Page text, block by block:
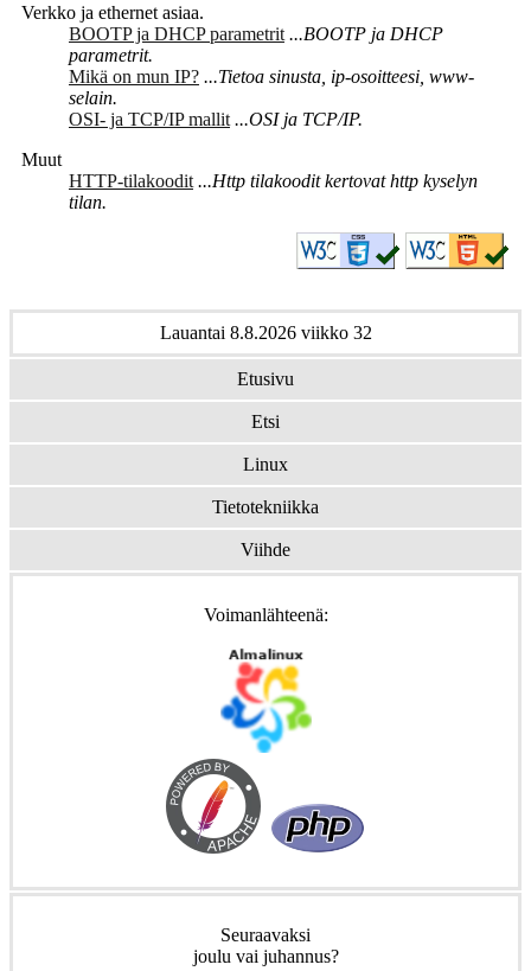
Verkko ja ethernet asiaa.
BOOTP ja DHCP parametrit ...BOOTP ja DHCP
parametrit.
Mikä on mun IP? ...Tietoa sinusta, ip-osoitteesi, www-
selain.
OSI- ja TCP/IP mallit ...OSI ja TCP/IP.
Muut
HTTP-tilakoodit ...Http tilakoodit kertovat http kyselyn
tilan.
Lauantai 8.8.2026 viikko 32
Etusivu
Etsi
Linux
Tietotekniikka
Viihde
Voimanlähteenä:
Seuraavaksi
joulu vai juhannus?